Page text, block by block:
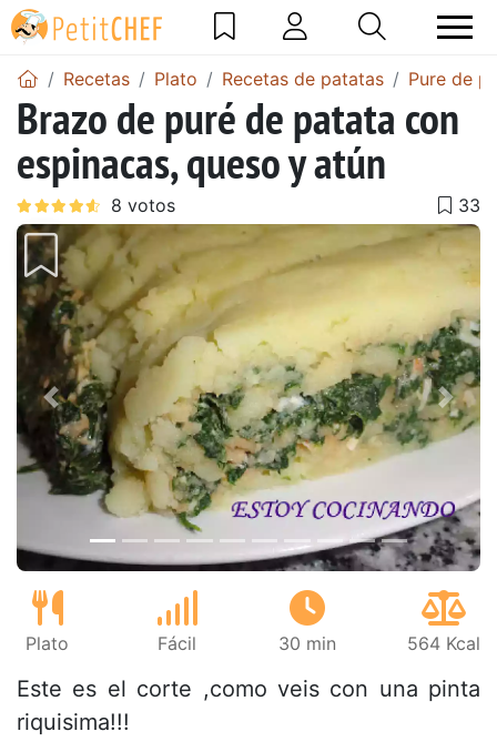
Recetas Plato Recetas de patatas Pure de
Brazo de puré de patata con
espinacas, queso y atún
Anterior
Plato Fácil 30 min 564 Kcal
Este es el corte ,como veis con una pinta
riquisima!!!